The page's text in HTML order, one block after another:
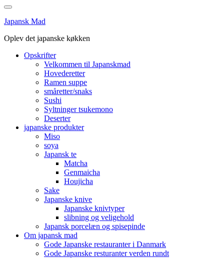
Japansk Mad
Oplev det japanske køkken
Opskrifter
Velkommen til Japanskmad
Hovederetter
Ramen suppe
småretter/snaks
Sushi
Syltninger tsukemono
Deserter
japanske produkter
Miso
soya
Japansk te
Matcha
Genmaicha
Houjicha
Sake
Japanske knive
Japanske knivtyper
slibning og veligehold
Japansk porcelæn og spisepinde
Om japansk mad
Gode Japanske restauranter i Danmark
Gode Japanske resturanter verden rundt